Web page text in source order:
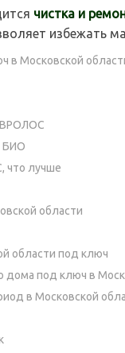
чистка и
избежать
в Московской
БИО
что лучше
области
области под ключ
дома под ключ в
в Московской